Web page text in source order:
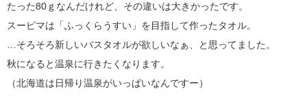
たった80ｇなんだけれど、その違いは大きかったです。
スーピマは「ふっくらうすい」を目指して作ったタオル。
…そろそろ新しいバスタオルが欲しいなぁ、と思ってました。
秋になると温泉に行きたくなります。
（北海道は日帰り温泉がいっぱいなんですー）